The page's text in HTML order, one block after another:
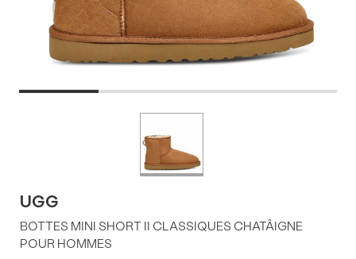
UGG
BOTTES MINI SHORT II CLASSIQUES CHATÂIGNE
POUR HOMMES